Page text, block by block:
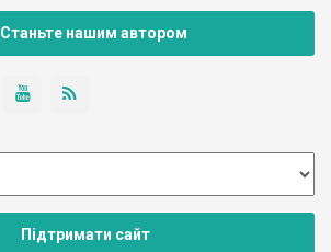
Станьте нашим автором
Підтримати сайт